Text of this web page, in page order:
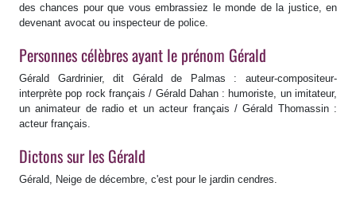
des chances pour que vous embrassiez le monde de la justice, en
devenant avocat ou inspecteur de police.
Personnes célèbres ayant le prénom Gérald
Gérald Gardrinier, dit Gérald de Palmas : auteur-compositeur-
interprète pop rock français / Gérald Dahan : humoriste, un imitateur,
un animateur de radio et un acteur français / Gérald Thomassin :
acteur français.
Dictons sur les Gérald
Gérald, Neige de décembre, c'est pour le jardin cendres.